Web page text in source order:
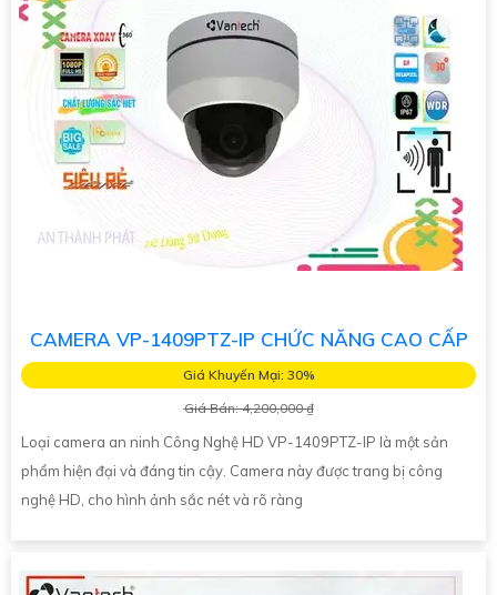
CAMERA VP-1409PTZ-IP CHỨC NĂNG CAO CẤP
Giá Khuyến Mại: 30%
Giá Bán: 4,200,000 ₫
Loại camera an ninh Công Nghệ HD VP-1409PTZ-IP là một sản
phẩm hiện đại và đáng tin cậy. Camera này được trang bị công
nghệ HD, cho hình ảnh sắc nét và rõ ràng